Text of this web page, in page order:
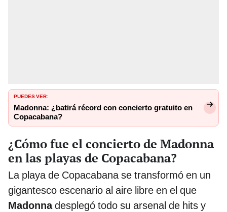
PUEDES VER:
Madonna: ¿batirá récord con concierto gratuito en
Copacabana?
¿Cómo fue el concierto de Madonna
en las playas de Copacabana?
La playa de Copacabana se transformó en un
gigantesco escenario al aire libre en el que
Madonnadesplegó todo su arsenal de hits y